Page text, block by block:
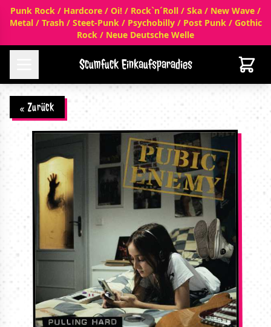
Punk Rock / Hardcore / Oi! / Rock`n´Roll / Ska / New Wave /
Metal / Trash / Steet-Punk / Psychobilly / Post Punk / Gothic
Rock / Neue Deutsche Welle
Scumfuck Einkaufsparadies
« Zurück